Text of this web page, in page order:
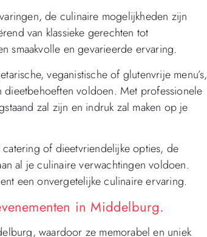
de culinaire mogelijkheden zijn
van klassieke gerechten tot
smaakvolle en gevarieerde ervaring.
veganistische of glutenvrije menu’s,
dieetbehoeften voldoen. Met professionele
zal zijn en indruk zal maken op je
of dieetvriendelijke opties, de
al je culinaire verwachtingen voldoen.
een onvergetelijke culinaire ervaring.
in Middelburg.
waardoor ze memorabel en uniek